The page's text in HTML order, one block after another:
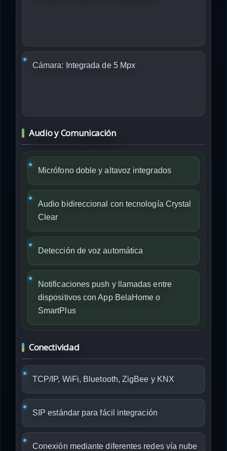
Cámara: Integrada de 5 Mpx
Audio y Comunicación
Micrófono doble y altavoz integrados
Audio bidireccional con tecnología Crystal
Clear
Detección de voz automática
Notificaciones push y llamadas entre
dispositivos con App BelaHome o
SmartPlus
Conectividad
TCP/IP, WiFi, Bluetooth, ZigBee y KNX
SIP estándar para fácil integración
Conexión mediante diferentes redes vía nube